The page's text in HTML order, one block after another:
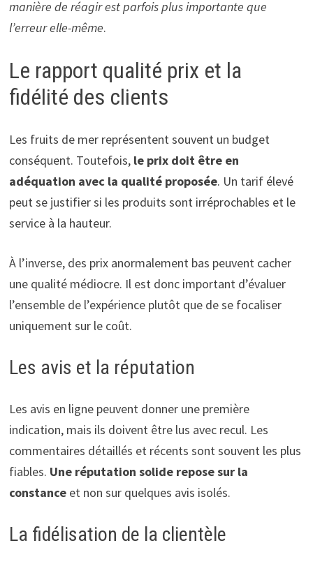
manière de réagir est parfois plus importante que
l’erreur elle-même.
Le rapport qualité prix et la
fidélité des clients
Les fruits de mer représentent souvent un budget
conséquent. Toutefois, le prix doit être en
adéquation avec la qualité proposée. Un tarif élevé
peut se justifier si les produits sont irréprochables et le
service à la hauteur.
À l’inverse, des prix anormalement bas peuvent cacher
une qualité médiocre. Il est donc important d’évaluer
l’ensemble de l’expérience plutôt que de se focaliser
uniquement sur le coût.
Les avis et la réputation
Les avis en ligne peuvent donner une première
indication, mais ils doivent être lus avec recul. Les
commentaires détaillés et récents sont souvent les plus
fiables. Une réputation solide repose sur la
constanceet non sur quelques avis isolés.
La fidélisation de la clientèle